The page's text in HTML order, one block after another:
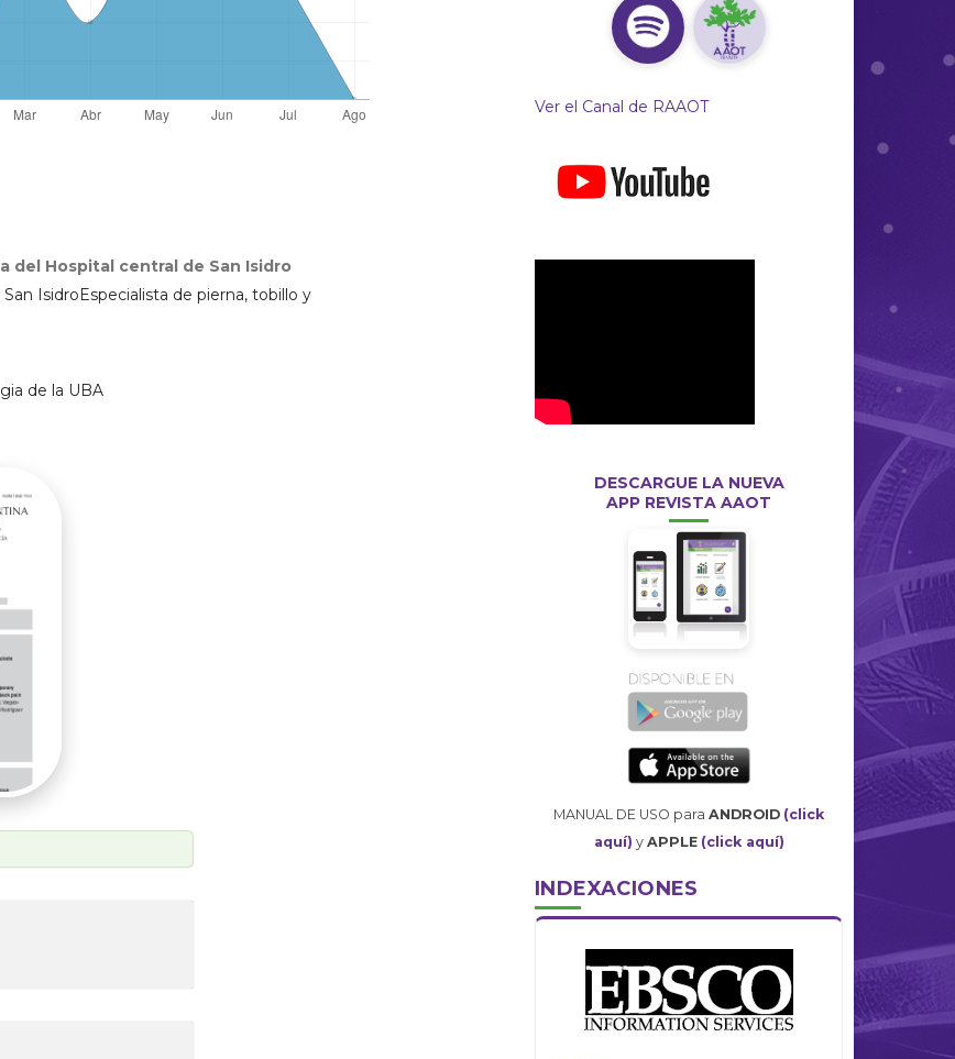
del Hospital central de San Isidro
IsidroEspecialista de pierna, tobillo y
de la UBA
Ver el Canal de RAAOT
DESCARGUE LA NUEVA
APP REVISTA AAOT
MANUAL DE USO para ANDROID (click
aquí) y APPLE (click aquí)
INDEXACIONES